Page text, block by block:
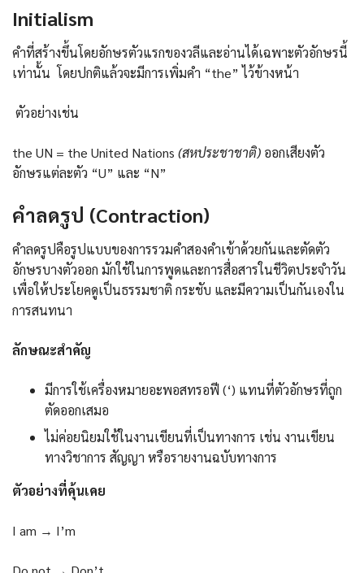
Initialism
คำที่สร้างขึ้นโดยอักษรตัวแรกของวลีและอ่านได้เฉพาะตัวอักษรนี้
เท่านั้น โดยปกติแล้วจะมีการเพิ่มคำ “the” ไว้ข้างหน้า
ตัวอย่างเช่น
the UN = the United Nations (สหประชาชาติ) ออกเสียงตัว
อักษรแต่ละตัว “U” และ “N”
คำลดรูป (Contraction)
คำลดรูปคือรูปแบบของการรวมคำสองคำเข้าด้วยกันและตัดตัว
อักษรบางตัวออก มักใช้ในการพูดและการสื่อสารในชีวิตประจำวัน
เพื่อให้ประโยคดูเป็นธรรมชาติ กระชับ และมีความเป็นกันเองใน
การสนทนา
ลักษณะสำคัญ
มีการใช้เครื่องหมายอะพอสทรอฟี (‘) แทนที่ตัวอักษรที่ถูก
ตัดออกเสมอ
ไม่ค่อยนิยมใช้ในงานเขียนที่เป็นทางการ เช่น งานเขียน
ทางวิชาการ สัญญา หรือรายงานฉบับทางการ
ตัวอย่างที่คุ้นเคย
I am → I’m